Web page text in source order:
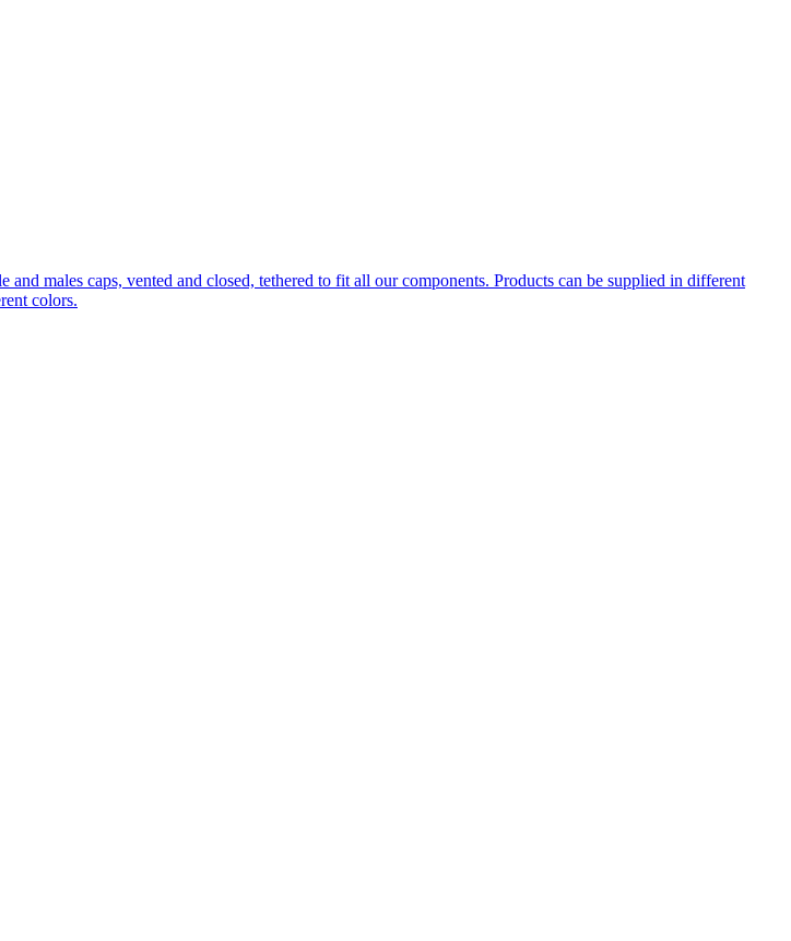
males caps, vented and closed, tethered to fit all our components. Products can be supplied in different
colors.